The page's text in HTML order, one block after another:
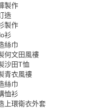
製作
造
製作
衫
絲巾
何文田風褸
沙田T恤
青衣風褸
絲巾
恤衫
上環衛衣外套